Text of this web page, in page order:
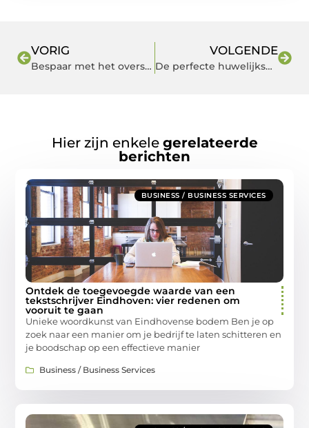
VORIG
Bespaar met het overstappen naar een nieuwe energieleverancier
VOLGENDE
De perfecte huwelijksdag op Trouwlocatie Ermelo
Hier zijn enkele gerelateerde
berichten
BUSINESS / BUSINESS SERVICES
Ontdek de toegevoegde waarde van een
tekstschrijver Eindhoven: vier redenen om
vooruit te gaan
Unieke woordkunst van Eindhovense bodem Ben je op
zoek naar een manier om je bedrijf te laten schitteren en
je boodschap op een effectieve manier
Business / Business Services